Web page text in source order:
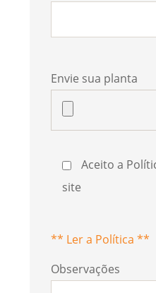
Envie sua planta
Aceito a
site
** Ler a Política **
Observações